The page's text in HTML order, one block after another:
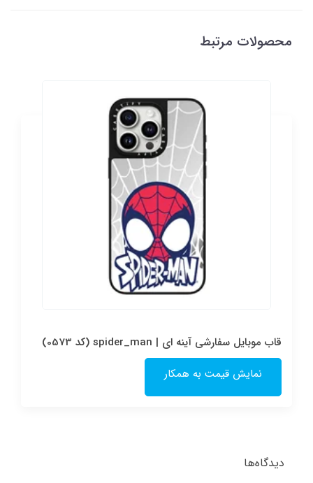
محصولات مرتبط
قاب موبایل سفارشی آینه ای | spider_man (کد 0573)
نمایش قیمت به همکار
دیدگاه‌ها